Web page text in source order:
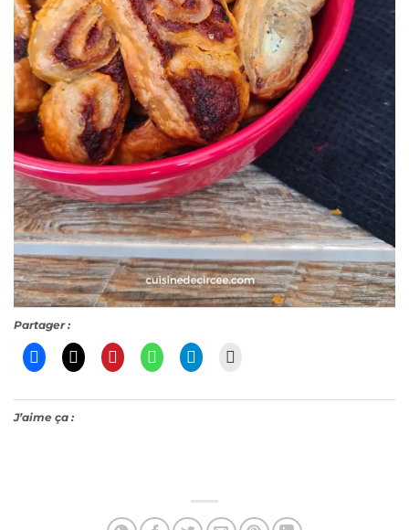
Partager :
J’aime ça :